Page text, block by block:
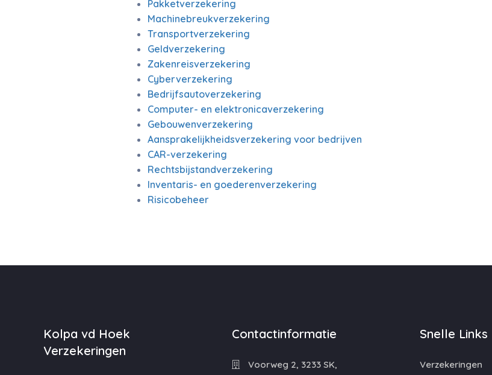
Pakketverzekering
Machinebreukverzekering
Transportverzekering
Geldverzekering
Zakenreisverzekering
Cyberverzekering
Bedrijfsautoverzekering
Computer- en elektronicaverzekering
Gebouwenverzekering
Aansprakelijkheidsverzekering voor bedrijven
CAR-verzekering
Rechtsbijstandverzekering
Inventaris- en goederenverzekering
Risicobeheer
Kolpa vd Hoek
Verzekeringen
Contactinformatie
Voorweg 2, 3233 SK,
Snelle Links
Verzekeringen